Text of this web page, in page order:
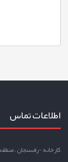
اطلاعات تماس
کارخانه -رفسنجان ،